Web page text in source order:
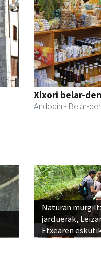
Xixori belar-
Andoain - Belar-
Naturan
jarduerak,
Etxearen